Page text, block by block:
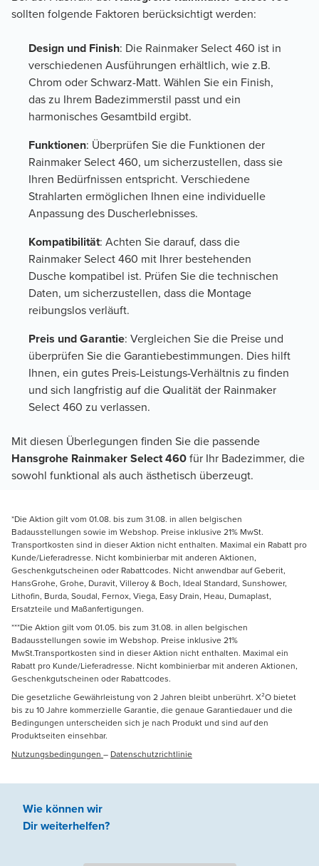
sollten folgende Faktoren berücksichtigt werden:
Design und Finish: Die Rainmaker Select 460 ist in
verschiedenen Ausführungen erhältlich, wie z.B.
Chrom oder Schwarz-Matt. Wählen Sie ein Finish,
das zu Ihrem Badezimmerstil passt und ein
harmonisches Gesamtbild ergibt.
Funktionen: Überprüfen Sie die Funktionen der
Rainmaker Select 460, um sicherzustellen, dass sie
Ihren Bedürfnissen entspricht. Verschiedene
Strahlarten ermöglichen Ihnen eine individuelle
Anpassung des Duscherlebnisses.
Kompatibilität: Achten Sie darauf, dass die
Rainmaker Select 460 mit Ihrer bestehenden
Dusche kompatibel ist. Prüfen Sie die technischen
Daten, um sicherzustellen, dass die Montage
reibungslos verläuft.
Preis und Garantie: Vergleichen Sie die Preise und
überprüfen Sie die Garantiebestimmungen. Dies hilft
Ihnen, ein gutes Preis-Leistungs-Verhältnis zu finden
und sich langfristig auf die Qualität der Rainmaker
Select 460 zu verlassen.
Mit diesen Überlegungen finden Sie die passende
Hansgrohe Rainmaker Select 460für Ihr Badezimmer, die
sowohl funktional als auch ästhetisch überzeugt.
*Die Aktion gilt vom 01.08. bis zum 31.08. in allen belgischen
Badausstellungen sowie im Webshop. Preise inklusive 21% MwSt.
Transportkosten sind in dieser Aktion nicht enthalten. Maximal ein Rabatt pro
Kunde/Lieferadresse. Nicht kombinierbar mit anderen Aktionen,
Geschenkgutscheinen oder Rabattcodes. Nicht anwendbar auf Geberit,
HansGrohe, Grohe, Duravit, Villeroy & Boch, Ideal Standard, Sunshower,
Lithofin, Burda, Soudal, Fernox, Viega, Easy Drain, Heau, Dumaplast,
Ersatzteile und Maßanfertigungen.
***Die Aktion gilt vom 01.05. bis zum 31.08. in allen belgischen
Badausstellungen sowie im Webshop. Preise inklusive 21%
MwSt.Transportkosten sind in dieser Aktion nicht enthalten. Maximal ein
Rabatt pro Kunde/Lieferadresse. Nicht kombinierbar mit anderen Aktionen,
Geschenkgutscheinen oder Rabattcodes.
Die gesetzliche Gewährleistung von 2 Jahren bleibt unberührt. X²O bietet
bis zu 10 Jahre kommerzielle Garantie, die genaue Garantiedauer und die
Bedingungen unterscheiden sich je nach Produkt und sind auf den
Produktseiten einsehbar.
Nutzungsbedingungen – Datenschutzrichtlinie
Wie können wir
Dir weiterhelfen?